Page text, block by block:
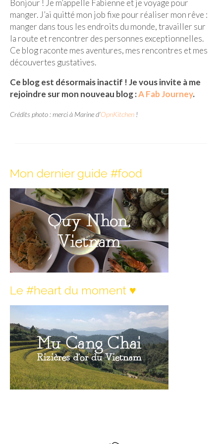
Malaisie
Cameron Highlands
Penang
Singapour
Vietnam
Baie d’Halong
Mai Chau
Mu Cang Chai
Ninh Binh
Quy Nhon
EUROPE
Paris
Poitou
Saint-Malo
Savoie
Bonjour ! Je m’appelle Fabienne et je voyage pour
manger. J’ai quitté mon job fixe pour réaliser mon rêve :
manger dans tous les endroits du monde, travailler sur
la route et rencontrer des personnes exceptionnelles.
Ce blog raconte mes aventures, mes rencontres et mes
découvertes gustatives.
Ce blog est désormais inactif ! Je vous invite à me
rejoindre sur mon nouveau blog :A Fab Journey.
Crédits photo : merci à Marine d’OpnKitchen !
Mon dernier guide #food
Le #heart du moment ♥︎